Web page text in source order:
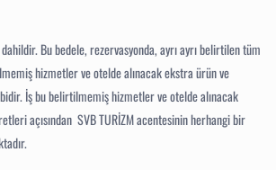
Bu bedele, rezervasyonda, ayrı ayrı belirtilen tüm
hizmetler ve otelde alınacak ekstra ürün ve
İş bu belirtilmemiş hizmetler ve otelde alınacak
açısından SVB TURİZM acentesinin herhangi bir